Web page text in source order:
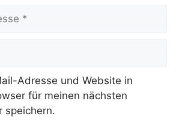
Adresse und Website in
für meinen nächsten
speichern.